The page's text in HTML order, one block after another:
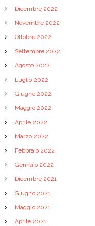
Dicembre 2022
Novembre 2022
Ottobre 2022
Settembre 2022
Agosto 2022
Luglio 2022
Giugno 2022
Maggio 2022
Aprile 2022
Marzo 2022
Febbraio 2022
Gennaio 2022
Dicembre 2021
Giugno 2021
Maggio 2021
Aprile 2021